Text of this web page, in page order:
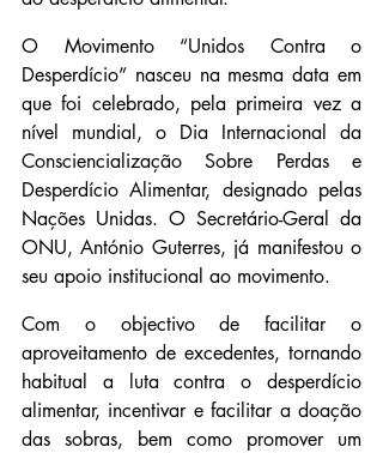
O Movimento “Unidos Contra o
Desperdício” nasceu na mesma data em
que foi celebrado, pela primeira vez a
nível mundial, o Dia Internacional da
Consciencialização Sobre Perdas e
Desperdício Alimentar, designado pelas
Nações Unidas. O Secretário-Geral da
ONU, António Guterres, já manifestou o
seu apoio institucional ao movimento.
Com o objectivo de facilitar o
aproveitamento de excedentes, tornando
habitual a luta contra o desperdício
alimentar, incentivar e facilitar a doação
das sobras, bem como promover um